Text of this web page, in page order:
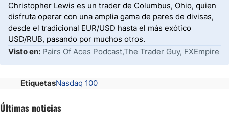
Christopher Lewis es un trader de Columbus, Ohio, quien
disfruta operar con una amplia gama de pares de divisas,
desde el tradicional EUR/USD hasta el más exótico
USD/RUB, pasando por muchos otros.
Visto en: Pairs Of Aces Podcast,The Trader Guy, FXEmpire
EtiquetasNasdaq 100
Últimas noticias